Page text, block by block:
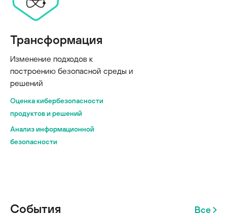
Трансформация
Изменение подходов к
построению безопасной среды и
решений
Оценка кибербезопасности
продуктов и решений
Анализ информационной
безопасности
События Все